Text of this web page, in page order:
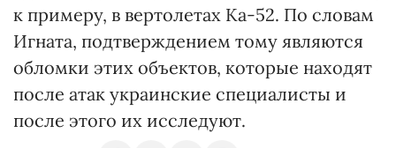
к примеру, в вертолетах Ка-52. По словам
Игната, подтверждением тому являются
обломки этих объектов, которые находят
после атак украинские специалисты и
после этого их исследуют.